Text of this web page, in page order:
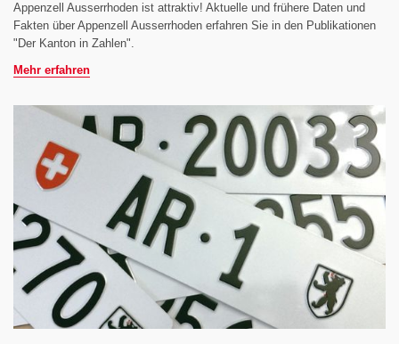
Appenzell Ausserrhoden ist attraktiv! Aktuelle und frühere Daten und
Fakten über Appenzell Ausserrhoden erfahren Sie in den Publikationen
"Der Kanton in Zahlen".
Mehr erfahren